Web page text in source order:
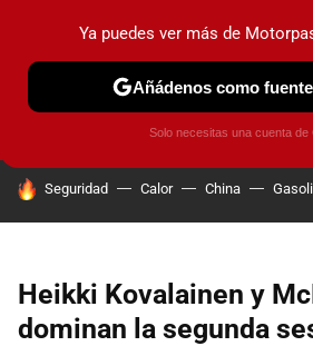
PRUEBAS COCHES ELÉCTRICOS
HOY SE HABLA DE
Seguridad Calor China
Heikki Kovalainen y
dominan la segunda
Ya puedes ver más de
Añádenos como
Solo necesitas una cuenta de